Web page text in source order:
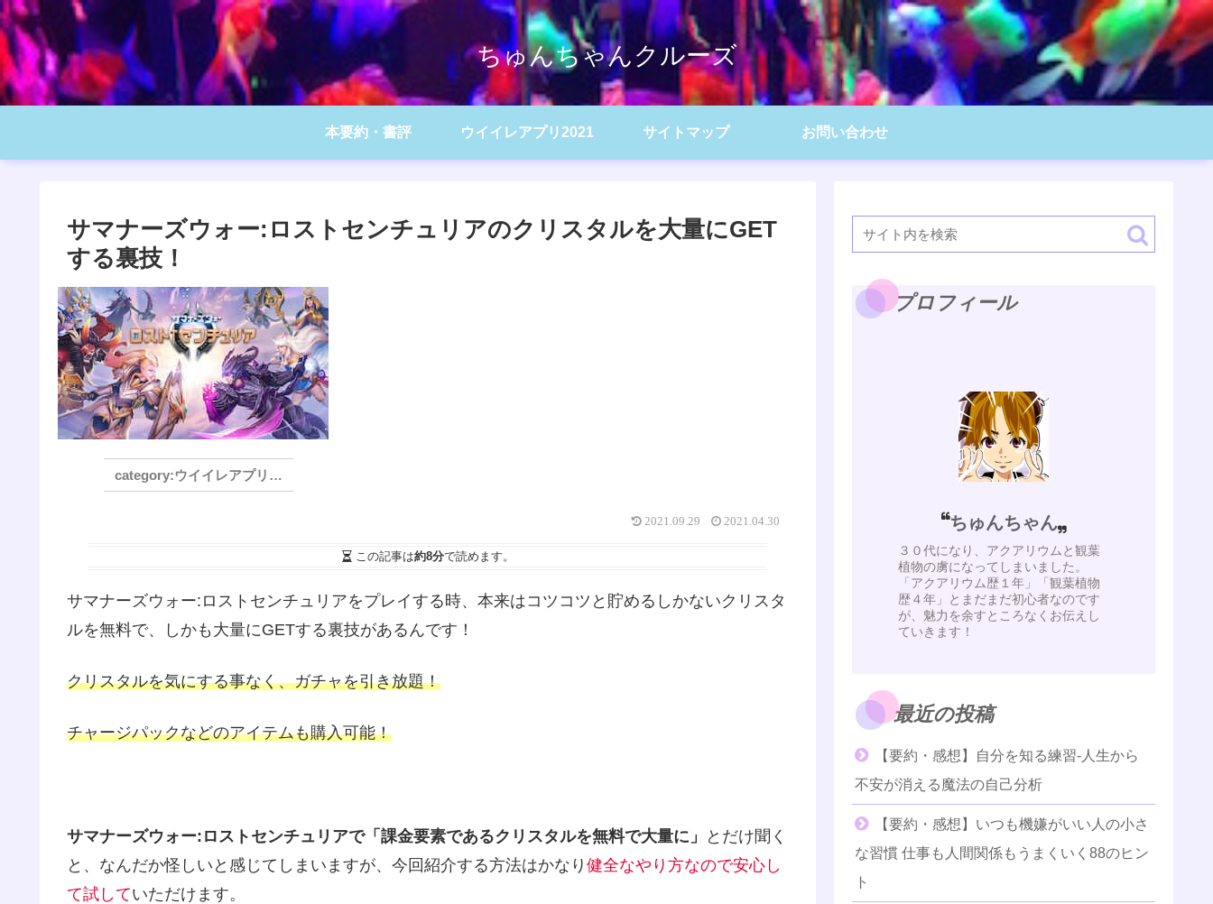
ちゅんちゃんクルーズ
本要約・書評 ウイイレアプリ2021 サイトマップ お問い合わせ
サマナーズウォー:ロストセンチュリアのクリスタルを大量にGET
する裏技！
ウイイレアプリ2021
2021.09.29 2021.04.30
この記事は約8分で読めます。
サマナーズウォー:ロストセンチュリアをプレイする時、本来はコツコツと貯めるしかないクリスタ
ルを無料で、しかも大量にGETする裏技があるんです！
クリスタルを気にする事なく、ガチャを引き放題！
チャージパックなどのアイテムも購入可能！
サマナーズウォー:ロストセンチュリアで「課金要素であるクリスタルを無料で大量に」
とだけ聞く
と、なんだか怪しいと感じてしまいますが、今回紹介する方法はかなり 健全なやり方なので安心し
て試していただけます。
プロフィール
ちゅんちゃん
３０代になり、アクアリウムと観葉
植物の虜になってしまいました。
「アクアリウム歴１年」「観葉植物
歴４年」とまだまだ初心者なのです
が、魅力を余すところなくお伝えし
ていきます！
最近の投稿
【要約・感想】自分を知る練習-人生から
不安が消える魔法の自己分析
【要約・感想】いつも機嫌がいい人の小さ
な習慣 仕事も人間関係もうまくいく88のヒン
ト